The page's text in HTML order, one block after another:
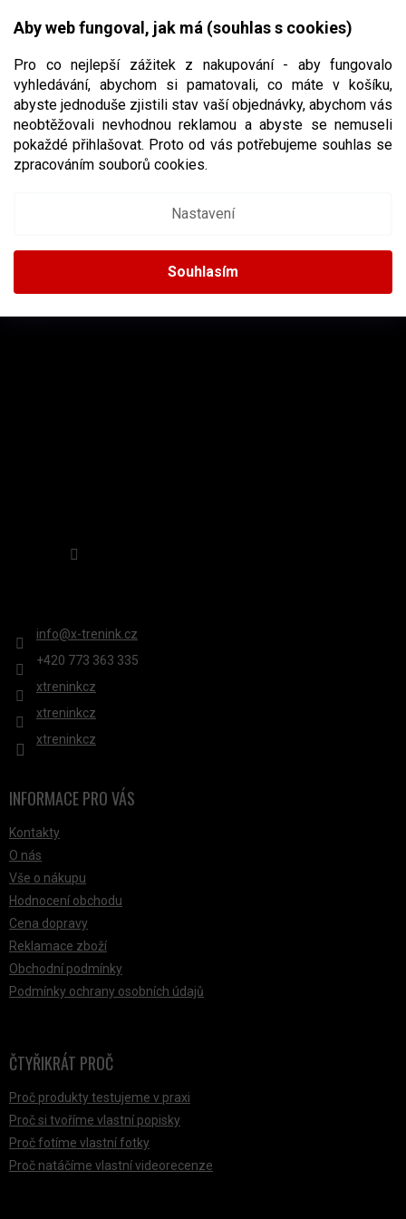
Aby web fungoval, jak má (souhlas s cookies)
Pro co nejlepší zážitek z nakupování - aby fungovalo
vyhledávání, abychom si pamatovali, co máte v košíku,
abyste jednoduše zjistili stav vaší objednávky, abychom vás
neobtěžovali nevhodnou reklamou a abyste se nemuseli
pokaždé přihlašovat. Proto od vás potřebujeme souhlas se
zpracováním souborů cookies.
Nastavení
Souhlasím
CZK
NÁKUPNÍ
BRIAN´S
Brian´snebyly nalezeny...
AINSTAGRAM
info@x-trenink.cz
+420 ‭773 363 335
xtreninkcz
xtreninkcz
xtreninkcz
INFORMACE PRO VÁS
Kontakty
O nás
Vše o nákupu
Hodnocení obchodu
Cena dopravy
Reklamace zboží
Obchodní podmínky
Podmínky ochrany osobních údajů
ČTYŘIKRÁT PROČ
Proč produkty testujeme v praxi
Proč si tvoříme vlastní popisky
Proč fotíme vlastní fotky
Proč natáčíme vlastní videorecenze